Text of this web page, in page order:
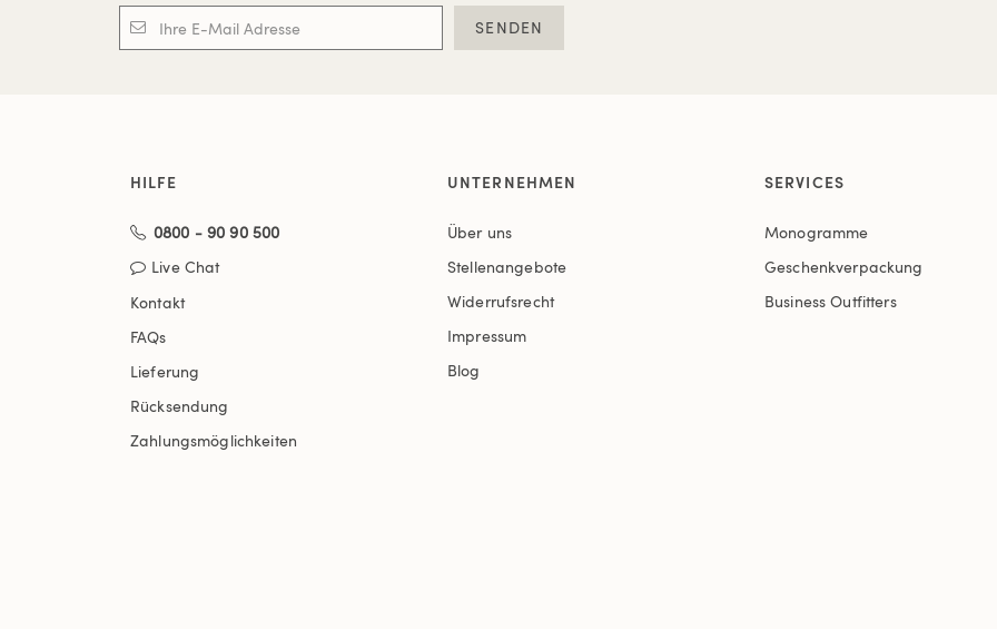
SENDEN
HILFE
0800 - 90 90 500
Live Chat
Kontakt
FAQs
Lieferung
Rücksendung
Zahlungsmöglichkeiten
UNTERNEHMEN
Über uns
Stellenangebote
Widerrufsrecht
Impressum
Blog
SERVICES
Monogramme
Geschenkverpackung
Business Outfitters